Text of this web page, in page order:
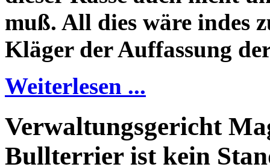
muß. All dies wäre indes
Kläger der Auffassung
Weiterlesen ...
Verwaltungsgericht
Bullterrier ist kein